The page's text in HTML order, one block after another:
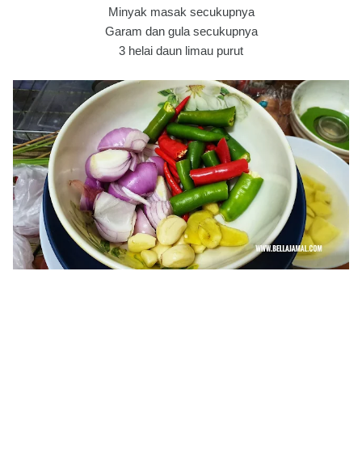
Minyak masak secukupnya
Garam dan gula secukupnya
3 helai daun limau purut